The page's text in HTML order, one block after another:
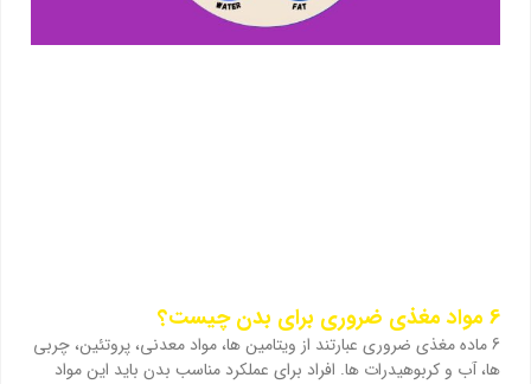
6 مواد مغذی ضروری برای بدن چیست؟
6 ماده مغذی ضروری عبارتند از ویتامین ها، مواد معدنی، پروتئین، چربی
ها، آب و کربوهیدرات ها. افراد برای عملکرد مناسب بدن باید این مواد